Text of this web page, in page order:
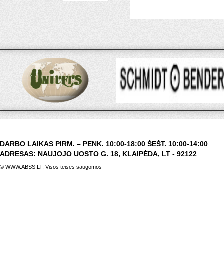
DARBO LAIKAS PIRM. – PENK. 10:00-18:00 ŠEŠT. 10:00-14:00
ADRESAS: NAUJOJO UOSTO G. 18, KLAIPĖDA, LT - 92122
© WWW.ABSS.LT. Visos teisės saugomos